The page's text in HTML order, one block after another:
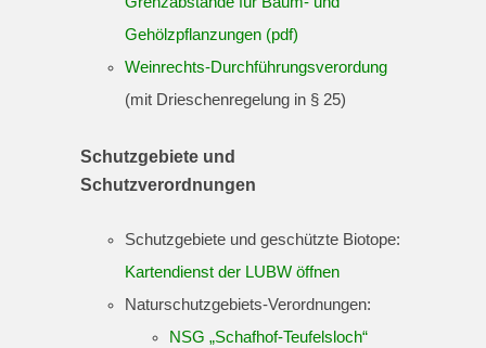
Gehölzpflanzungen (pdf)
Weinrechts-Durchführungsverordung
(mit Drieschenregelung in § 25)
Schutzgebiete und
Schutzverordnungen
Schutzgebiete und geschützte Biotope:
Kartendienst der LUBW öffnen
Naturschutzgebiets-Verordnungen:
NSG „Schafhof-Teufelsloch“